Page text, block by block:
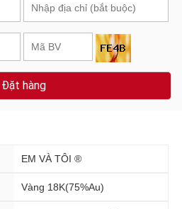
Đặt hàng
EM VÀ TÔI ®
Vàng 18K(75%Au)